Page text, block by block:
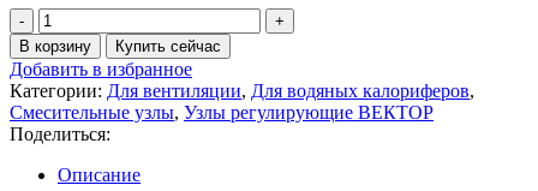
В корзину Купить сейчас
Добавить в избранное
Категории: Для вентиляции, Для водяных калориферов,
Смесительные узлы, Узлы регулирующие ВЕКТОР
Поделиться:
Описание